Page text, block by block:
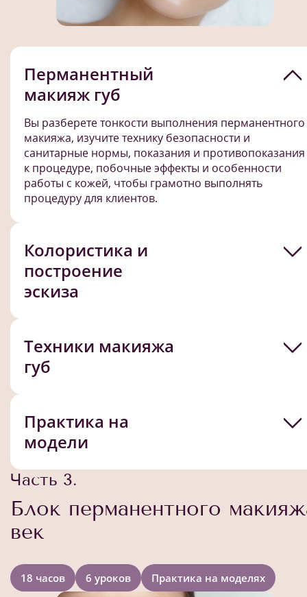
Перманентный
макияж губ
Вы разберете тонкости выполнения перманентного
макияжа, изучите технику безопасности и
санитарные нормы, показания и противопоказания
к процедуре, побочные эффекты и особенности
работы с кожей, чтобы грамотно выполнять
процедуру для клиентов.
Колористика и
построение
эскиза
Техники макияжа
губ
Практика на
модели
Часть 3.
Блок перманентного
век
18 часов 6 уроков Практика на моделях